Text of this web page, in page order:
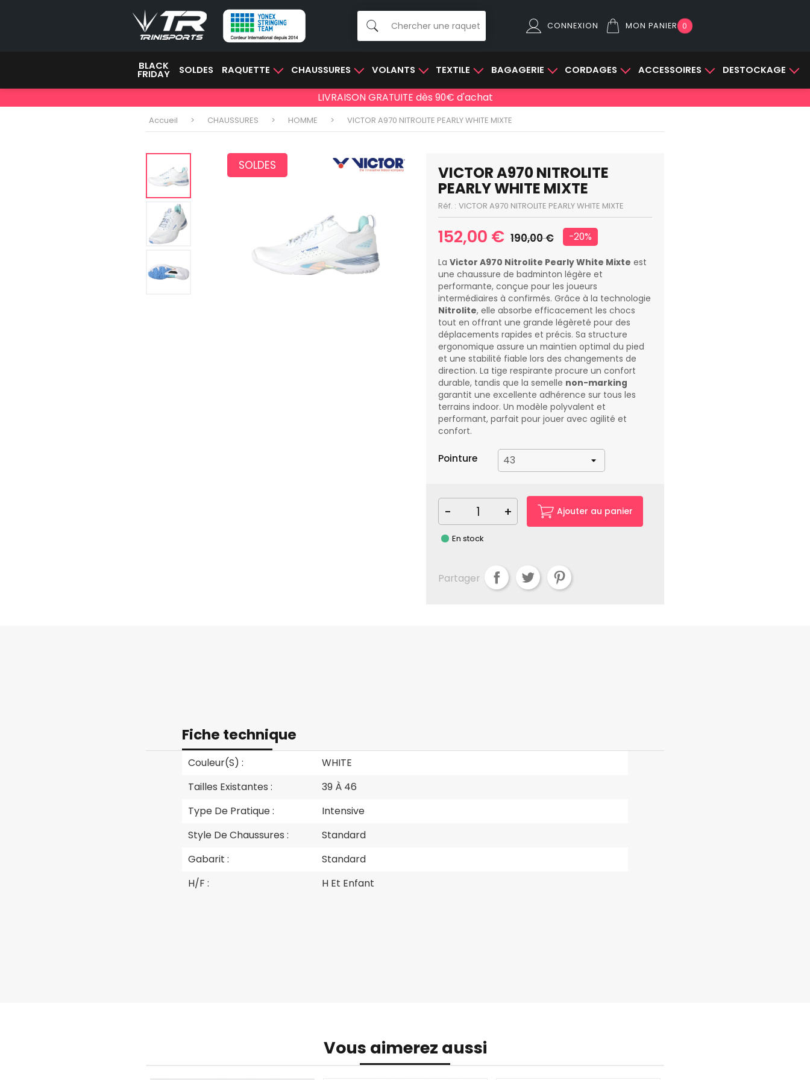
CONNEXION MON PANIER 0
BLACK
FRIDAY SOLDES RAQUETTE CHAUSSURES VOLANTS TEXTILE BAGAGERIE CORDAGES ACCESSOIRES DESTOCKAGE
LIVRAISON GRATUITE dès 90€ d'achat
Accueil CHAUSSURES HOMME VICTOR A970 NITROLITE PEARLY WHITE MIXTE
SOLDES
Fiche technique
Couleur(s) :
WHITE
Tailles Existantes :
39 À 46
Type De Pratique :
Intensive
Style De Chaussures :
Standard
Gabarit :
Standard
H/F :
H Et Enfant
VICTOR A970 NITROLITE
PEARLY WHITE MIXTE
Réf. : VICTOR A970 NITROLITE PEARLY WHITE MIXTE
190,00 € -20%
152,00 €
La Victor A970 Nitrolite Pearly White Mixte est
une chaussure de badminton légère et
performante, conçue pour les joueurs
intermédiaires à confirmés. Grâce à la technologie
Nitrolite, elle absorbe efficacement les chocs
tout en offrant une grande légèreté pour des
déplacements rapides et précis. Sa structure
ergonomique assure un maintien optimal du pied
et une stabilité fiable lors des changements de
direction. La tige respirante procure un confort
durable, tandis que la semelle non-marking
garantit une excellente adhérence sur tous les
terrains indoor. Un modèle polyvalent et
performant, parfait pour jouer avec agilité et
confort.
Pointure
- + Ajouter au panier
En stock
Partager
Vous aimerez aussi